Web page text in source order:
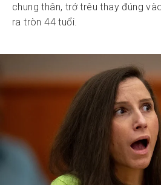
chung thân, trớ trêu thay đúng
ra tròn 44 tuổi.